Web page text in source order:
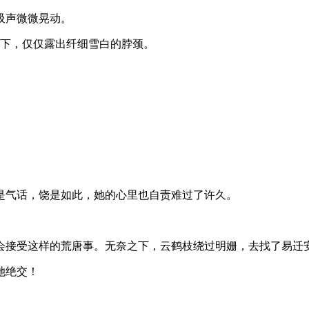
微微晃动。
，仅仅露出纤细雪白的脖颈。
话，饶是如此，她的心里也自责难过了许久。
受这样的荒唐事。无奈之下，云鹤枝绕过明姗，去找了易迁
交！